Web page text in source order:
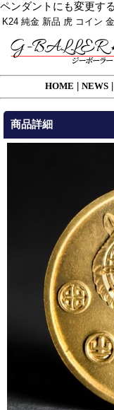
ペンダントにも変更す
K24 純金 新品 虎 コイン
HOME NEWS
商品詳細